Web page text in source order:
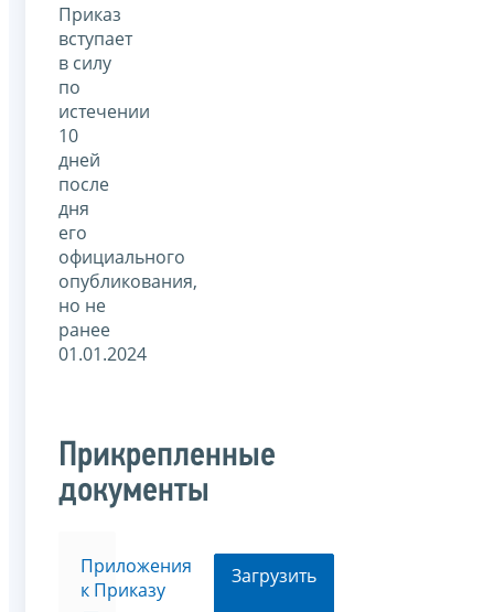
Приказ
вступает
в силу
по
истечении
10
дней
после
дня
его
официального
опубликования,
но не
ранее
01.01.2024
Прикрепленные
документы
Приложения
к Приказу
Загрузить